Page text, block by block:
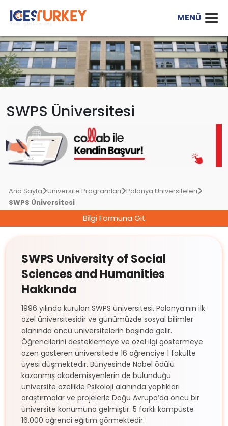
SWPS Üniversitesi
Ana Sayfa Üniversite Programları Polonya Üniversiteleri
SWPS Üniversitesi
Bilgi Formuna Git
SWPS University of Social
Sciences and Humanities
Hakkında
1996 yılında kurulan SWPS üniversitesi, Polonya’nın ilk
özel üniversitesidir ve günümüzde sosyal bilimler
alanında öncü üniversitelerin başında gelir.
Öğrencilerini desteklemeye ve özel ilgi göstermeye
özen gösteren üniversitede 16 öğrenciye 1 fakülte
üyesi düşmektedir. Bünyesinde Nobel ödülü
kazanmış akademisyenlerin de bulunduğu
üniversite özellikle Psikoloji alanında yaptıkları
araştırmalar ve projelerle Doğu Avrupa’da öncü bir
üniversite konumuna gelmiştir. 5 farklı kampüste
16.000 öğrenci eğitim görmektedir.